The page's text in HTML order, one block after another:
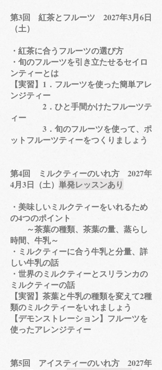
第3回 紅茶とフルーツ 2027年3月6日
（土）
​・紅茶に合うフルーツの選び方
・旬のフルーツを引き立たせるセイロ
ンティーとは
【実習】1．フルーツを使った簡単アレ
ンジティー
2．ひと手間かけたフルーツテ
ィー
3．旬のフルーツを使って、ポ
ットフルーツティーをつくりましょう
​第4回 ミルクティーのいれ方 2027年
4月3日（土） 単発レッスンあり
・美味しいミルクティーをいれるため
の4つのポイント
～茶葉の種類、茶葉の量、蒸らし
時間、牛乳～
・ミルクティーに合う牛乳と分量、詳
しい牛乳の話
・世界のミルクティーとスリランカの
ミルクティーの話
【実習】茶葉と牛乳の種類を変えて2種
類のミルクティーをいれましょう
【デモンストレーション】フルーツを
使ったアレンジティー
第5回 アイスティーのいれ方 2027年